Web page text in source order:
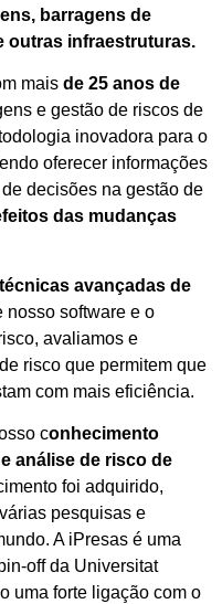
barragens de
outras infraestruturas.
mais de 25 anos de
e gestão de riscos de
inovadora para o
oferecer informações
decisões na gestão de
das mudanças
avançadas de
nosso software e o
avaliamos e
risco que permitem que
com mais eficiência.
conhecimento
análise de risco de
foi adquirido,
pesquisas e
A iPresas é uma
off da Universitat
uma forte ligação com o